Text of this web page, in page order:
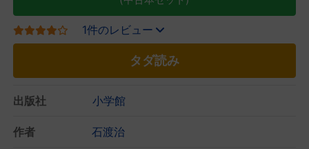
1件のレビュー
タダ読み
出版社 小学館
作者 石渡治